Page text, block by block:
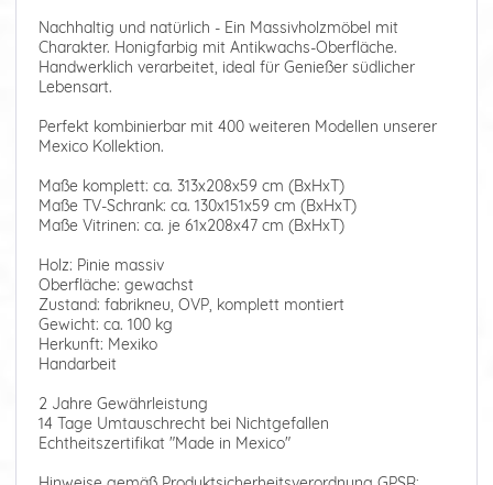
Nachhaltig und natürlich - Ein Massivholzmöbel mit
Charakter. Honigfarbig mit Antikwachs-Oberfläche.
Handwerklich verarbeitet, ideal für Genießer südlicher
Lebensart.
Perfekt kombinierbar mit 400 weiteren Modellen unserer
Mexico Kollektion.
Maße komplett: ca. 313x208x59 cm (BxHxT)
Maße TV-Schrank: ca. 130x151x59 cm (BxHxT)
Maße Vitrinen: ca. je 61x208x47 cm (BxHxT)
Holz: Pinie massiv
Oberfläche: gewachst
Zustand: fabrikneu, OVP, komplett montiert
Gewicht: ca. 100 kg
Herkunft: Mexiko
Handarbeit
2 Jahre Gewährleistung
14 Tage Umtauschrecht bei Nichtgefallen
Echtheitszertifikat "Made in Mexico"